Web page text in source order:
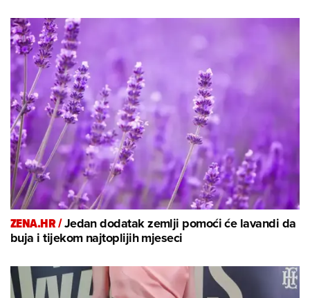
ZENA.HR /Jedan dodatak zemlji pomoći će lavandi da
buja i tijekom najtoplijih mjeseci